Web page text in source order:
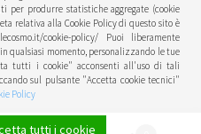
per produrre statistiche aggregate (cookie
relativa alla Cookie Policy di questo sito è
cookie-policy/ Puoi liberamente
qualsiasi momento, personalizzando le tue
tutti i cookie" acconsenti all'uso di tali
sul pulsante "Accetta cookie tecnici"
Policy
tutti i cookie